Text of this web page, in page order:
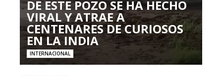
DE ESTE POZO SE HA HECHO
VIRAL Y ATRAE A
CENTENARES DE CURIOSOS
EN LA INDIA
INTERNACIONAL